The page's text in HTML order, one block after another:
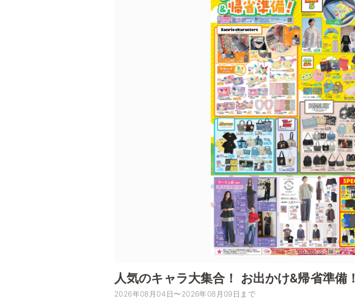
人気のキャラ大集合！ お出かけ&帰省準備！
2026年08月04日〜2026年08月09日まで